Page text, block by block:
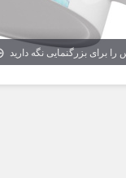
برای بزرگنمایی نگه دارید